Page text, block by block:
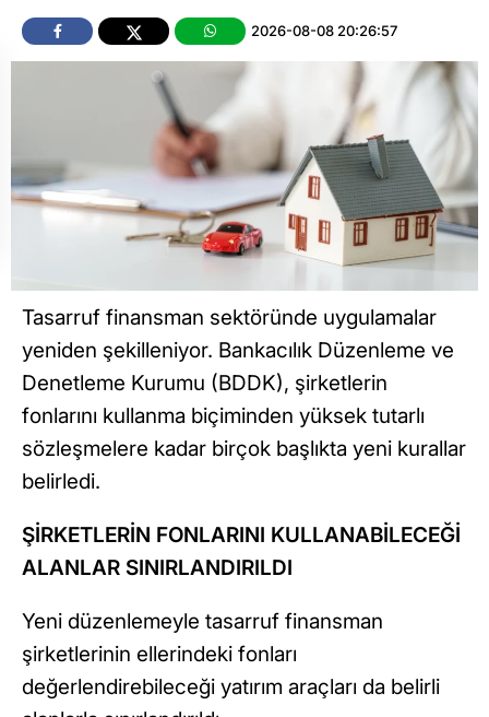
2026-08-08 20:26:57
Tasarruf finansman sektöründe uygulamalar
yeniden şekilleniyor. Bankacılık Düzenleme ve
Denetleme Kurumu (BDDK), şirketlerin
fonlarını kullanma biçiminden yüksek tutarlı
sözleşmelere kadar birçok başlıkta yeni kurallar
belirledi.
ŞİRKETLERİN FONLARINI KULLANABİLECEĞİ
ALANLAR SINIRLANDIRILDI
Yeni düzenlemeyle tasarruf finansman
şirketlerinin ellerindeki fonları
değerlendirebileceği yatırım araçları da belirli